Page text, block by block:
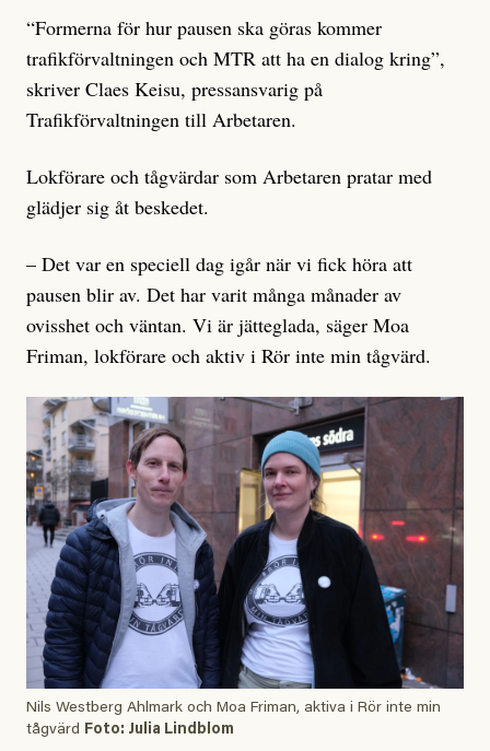
“Formerna för hur pausen ska göras kommer
trafikförvaltningen och MTR att ha en dialog kring”,
skriver Claes Keisu, pressansvarig på
Trafikförvaltningen till Arbetaren.
Lokförare och tågvärdar som Arbetaren pratar med
glädjer sig åt beskedet.
– Det var en speciell dag igår när vi fick höra att
pausen blir av. Det har varit många månader av
ovisshet och väntan. Vi är jätteglada, säger Moa
Friman, lokförare och aktiv i Rör inte min tågvärd.
Nils Westberg Ahlmark och Moa Friman, aktiva i Rör inte min
tågvärd Foto: Julia Lindblom